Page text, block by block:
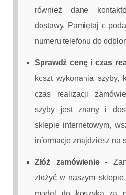
również dane
dostawy. Pamiętaj o
numeru telefonu do
Sprawdź cenę i czas
koszt wykonania szyby,
czas realizacji
szyby jest znany i
sklepie internetowym,
informacje znajdziesz na
Złóż zamówienie-
złożyć w naszym
model do koszyka za